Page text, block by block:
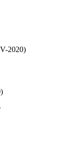
2020)
)